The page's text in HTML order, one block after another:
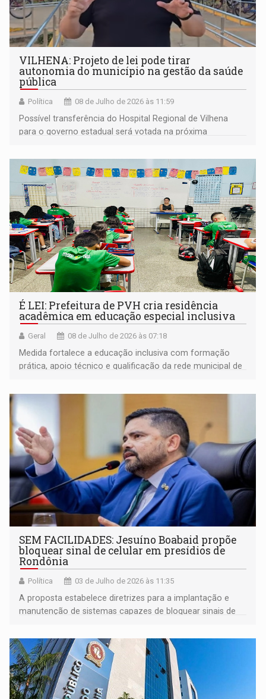
VILHENA: Projeto de lei pode tirar
autonomia do município na gestão da saúde
pública
Política 08 de Julho de 2026 às 11:59
Possível transferência do Hospital Regional de Vilhena
para o governo estadual será votada na próxima
É LEI: Prefeitura de PVH cria residência
acadêmica em educação especial inclusiva
Geral 08 de Julho de 2026 às 07:18
Medida fortalece a educação inclusiva com formação
prática, apoio técnico e qualificação da rede municipal de
SEM FACILIDADES: Jesuíno Boabaid propõe
bloquear sinal de celular em presídios de
Rondônia
Política 03 de Julho de 2026 às 11:35
A proposta estabelece diretrizes para a implantação e
manutenção de sistemas capazes de bloquear sinais de
clandestina